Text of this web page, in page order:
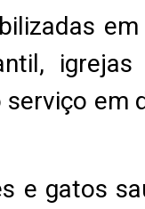
em
em
e gatos